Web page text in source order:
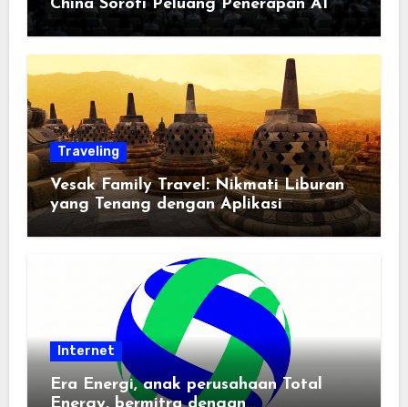
China Soroti Peluang Penerapan AI
Traveling
Vesak Family Travel: Nikmati Liburan
yang Tenang dengan Aplikasi
Pemindai PDF
Internet
Era Energi, anak perusahaan Total